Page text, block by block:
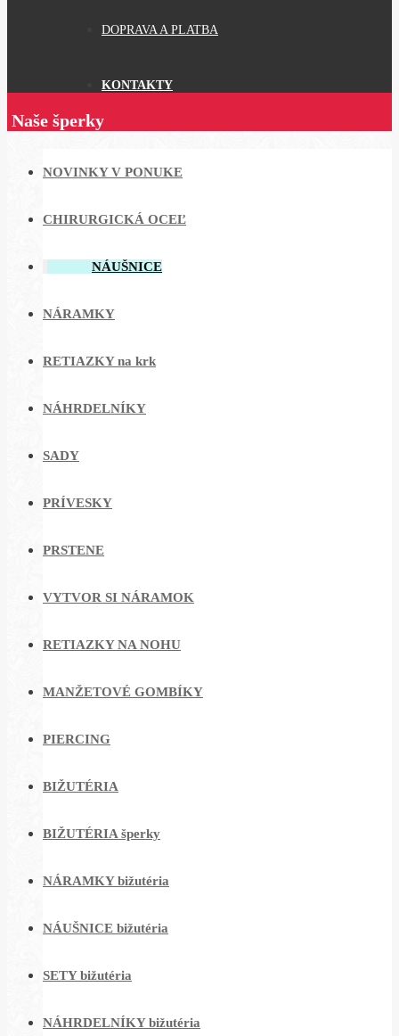
DOPRAVA A PLATBA
KONTAKTY
Naše šperky
NOVINKY V PONUKE
CHIRURGICKÁ OCEĽ
NÁUŠNICE
NÁRAMKY
RETIAZKY na krk
NÁHRDELNÍKY
SADY
PRÍVESKY
PRSTENE
VYTVOR SI NÁRAMOK
RETIAZKY NA NOHU
MANŽETOVÉ GOMBÍKY
PIERCING
BIŽUTÉRIA
BIŽUTÉRIA šperky
NÁRAMKY bižutéria
NÁUŠNICE bižutéria
SETY bižutéria
NÁHRDELNÍKY bižutéria